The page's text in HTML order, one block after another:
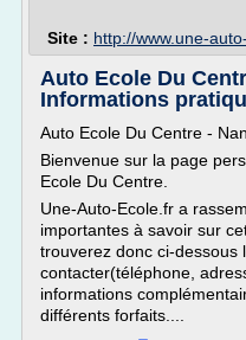
Site : http://www.une-
Auto Ecole Du
Informations
Auto Ecole Du Centre -
Bienvenue sur la page
Ecole Du Centre.
Une-Auto-Ecole.fr a
importantes à savoir sur
trouverez donc ci-dessous
contacter(téléphone,
informations
différents forfaits....